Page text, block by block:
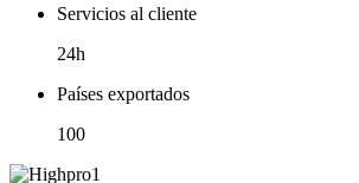
Servicios al cliente
24h
Países exportados
100